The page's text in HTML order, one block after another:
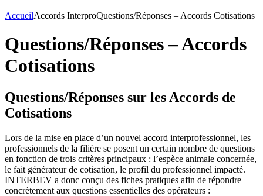
AccueilAccords InterproQuestions/Réponses – Accords Cotisations
Questions/Réponses – Accords
Cotisations
Questions/Réponses sur les Accords de
Cotisations
Lors de la mise en place d’un nouvel accord interprofessionnel, les
professionnels de la filière se posent un certain nombre de questions
en fonction de trois critères principaux : l’espèce animale concernée,
le fait générateur de cotisation, le profil du professionnel impacté.
INTERBEV a donc conçu des fiches pratiques afin de répondre
concrètement aux questions essentielles des opérateurs :